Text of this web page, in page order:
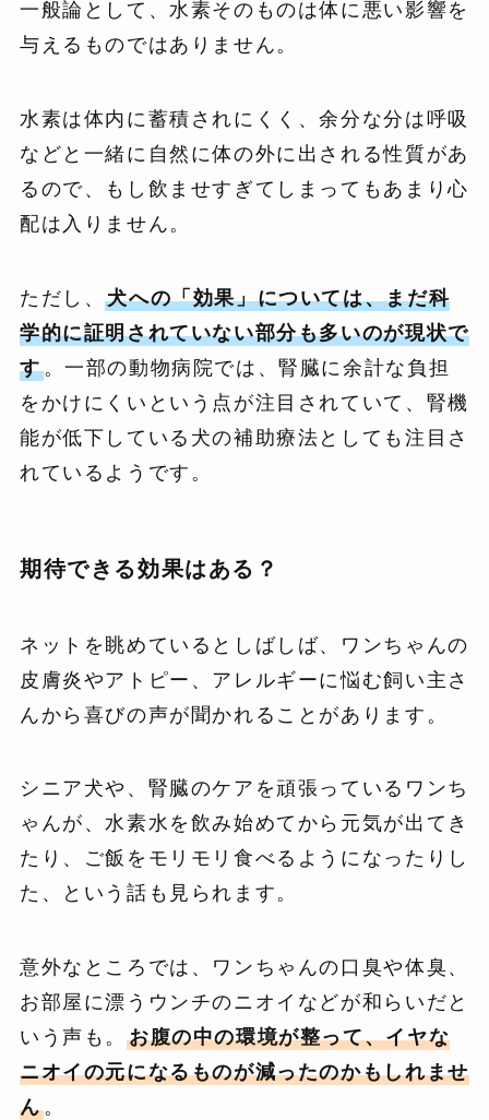
一般論として、水素そのものは体に悪い影響を
与えるものではありません。
水素は体内に蓄積されにくく、余分な分は呼吸
などと一緒に自然に体の外に出される性質があ
るので、もし飲ませすぎてしまってもあまり心
配は入りません。
ただし、犬への「効果」については、まだ科
学的に証明されていない部分も多いのが現状で
す。一部の動物病院では、腎臓に余計な負担
をかけにくいという点が注目されていて、腎機
能が低下している犬の補助療法としても注目さ
れているようです。
期待できる効果はある？
ネットを眺めているとしばしば、ワンちゃんの
皮膚炎やアトピー、アレルギーに悩む飼い主さ
んから喜びの声が聞かれることがあります。
シニア犬や、腎臓のケアを頑張っているワンち
ゃんが、水素水を飲み始めてから元気が出てき
たり、ご飯をモリモリ食べるようになったりし
た、という話も見られます。
意外なところでは、ワンちゃんの口臭や体臭、
お部屋に漂うウンチのニオイなどが和らいだと
いう声も。 お腹の中の環境が整って、イヤな
ニオイの元になるものが減ったのかもしれませ
ん。